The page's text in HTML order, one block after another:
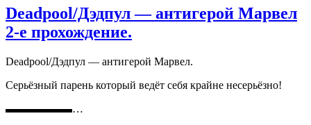
Deadpool/Дэдпул — антигерой Марвел
2-е прохождение.
Deadpool/Дэдпул — антигерой Марвел.
Серьёзный парень который ведёт себя крайне несерьёзно!
▬▬▬▬▬▬…